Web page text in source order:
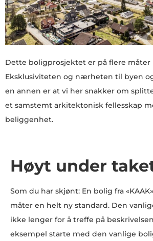
Dette boligprosjektet er på flere måter
Eksklusiviteten og nærheten til byen
en annen er at vi her snakker om
et samstemt arkitektonisk fellesskap
beliggenhet.
Høyt under
Som du har skjønt: En bolig fra
måter en helt ny standard. Den
ikke lenger for å treffe på
eksempel starte med den vanlige